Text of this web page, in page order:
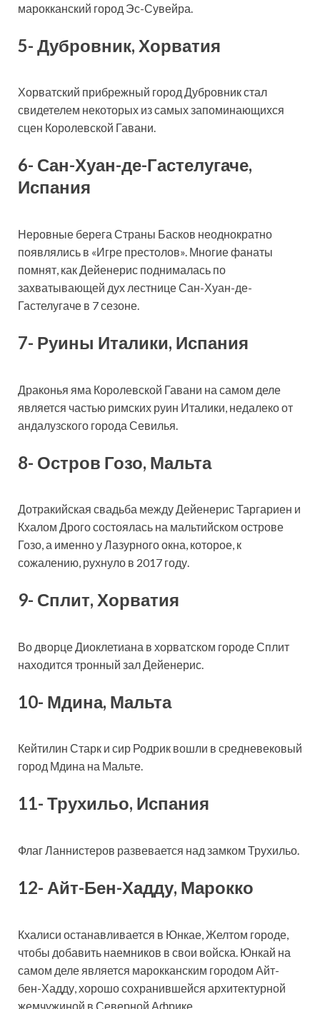
марокканский город Эс-Сувейра.
5- Дубровник, Хорватия
Хорватский прибрежный город Дубровник стал
свидетелем некоторых из самых запоминающихся
сцен Королевской Гавани.
6- Сан-Хуан-де-Гастелугаче,
Испания
Неровные берега Страны Басков неоднократно
появлялись в «Игре престолов». Многие фанаты
помнят, как Дейенерис поднималась по
захватывающей дух лестнице Сан-Хуан-де-
Гастелугаче в 7 сезоне.
7- Руины Италики, Испания
Драконья яма Королевской Гавани на самом деле
является частью римских руин Италики, недалеко от
андалузского города Севилья.
8- Остров Гозо, Мальта
Дотракийская свадьба между Дейенерис Таргариен и
Кхалом Дрого состоялась на мальтийском острове
Гозо, а именно у Лазурного окна, которое, к
сожалению, рухнуло в 2017 году.
9- Сплит, Хорватия
Во дворце Диоклетиана в хорватском городе Сплит
находится тронный зал Дейенерис.
10- Мдина, Мальта
Кейтилин Старк и сир Родрик вошли в средневековый
город Мдина на Мальте.
11- Трухильо, Испания
Флаг Ланнистеров развевается над замком Трухильо.
12- Айт-Бен-Хадду, Марокко
Кхалиси останавливается в Юнкае, Желтом городе,
чтобы добавить наемников в свои войска. Юнкай на
самом деле является марокканским городом Айт-
бен-Хадду, хорошо сохранившейся архитектурной
жемчужиной в Северной Африке.